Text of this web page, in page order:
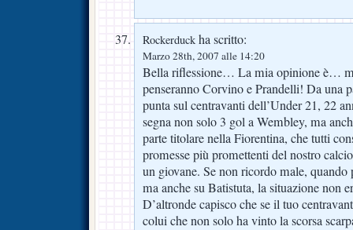
Rockerduck ha scritto:
Marzo 28th, 2007 alle 14:20
Bella riflessione… La mia opinione è…
penseranno Corvino e Prandelli! Da una
punta sul centravanti dell’Under 21, 22
segna non solo 3 gol a Wembley, ma
parte titolare nella Fiorentina, che tutti
promesse più promettenti del nostro
un giovane. Se non ricordo male,
ma anche su Batistuta, la situazione non
D’altronde capisco che se il tuo
colui che non solo ha vinto la scorsa